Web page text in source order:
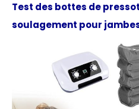
Test des bottes de
soulagement pour